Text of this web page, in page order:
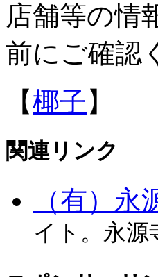
店舗等の情
前にご確認
【椰子 】
関連リンク
（有）
イト。永